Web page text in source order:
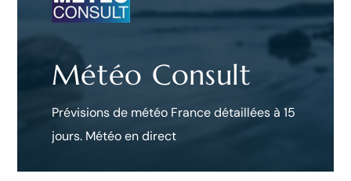
Météo Consult
Prévisions de météo France détaillées à 15
jours. Météo en direct